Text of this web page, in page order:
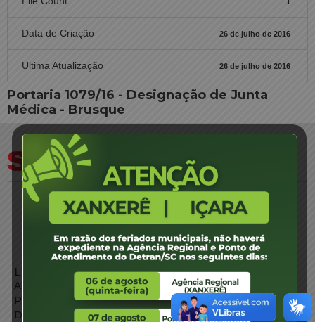
Data de Criação 26 de julho de 2016
Ultima Atualização 26 de julho de 2016
Portaria 1079/16 - Designação de Junta
Médica - Brusque
LINKS EXTERNOS
Agência de Notícias
Portal de Serviços
Diário Oficial